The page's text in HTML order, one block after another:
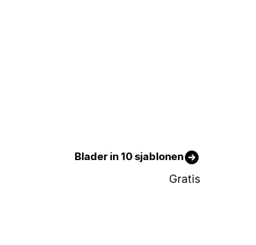
Blader in 10 sjablonen
Gratis